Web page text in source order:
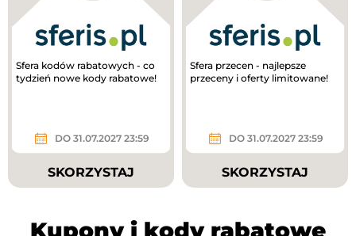
Sfera kodów rabatowych - co
tydzień nowe kody rabatowe!
DO 31.07.2027 23:59
SKORZYSTAJ
Sfera przecen - najlepsze
przeceny i oferty limitowane!
DO 31.07.2027 23:59
SKORZYSTAJ